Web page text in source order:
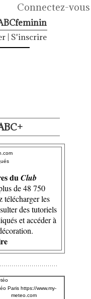
Connectez-vous
S'inscrire
duClub
de 48 750
télécharger les
des tutoriels
et accéder à
Paris https://www.my-
meteo.com